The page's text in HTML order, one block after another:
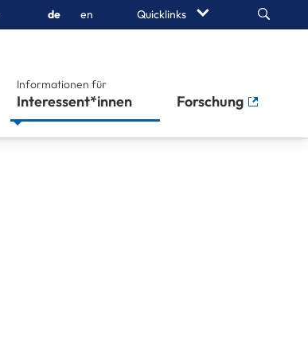
de en Quicklinks Search
Informationen für
Interessent*innen Forschung